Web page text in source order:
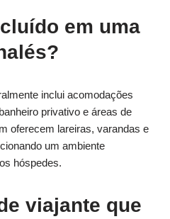
em uma
inclui acomodações
privativo e áreas de
oferecem lareiras, varandas e
um ambiente
hóspedes.
viajante que